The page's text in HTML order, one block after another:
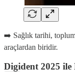
➡️ Sağlık tarihi,
araçlardan biridir.
Digident 2025